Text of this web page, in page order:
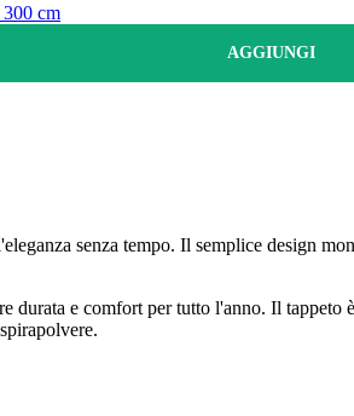
cm
AGGIUNGI
senza tempo. Il semplice design
durata e comfort per tutto l'anno. Il